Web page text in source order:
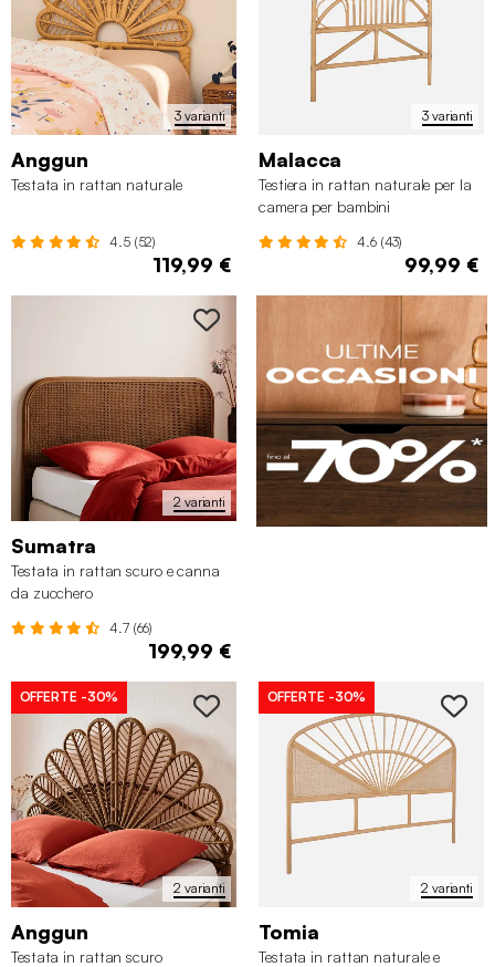
3 varianti
Anggun
Testata in rattan naturale
4.5 (52)
119,99 €
3 varianti
Malacca
Testiera in rattan naturale per la
camera per bambini
4.6 (43)
99,99 €
2 varianti
Sumatra
Testata in rattan scuro e canna
da zucchero
4.7 (66)
199,99 €
2 varianti
OFFERTE -30%
Anggun
Testata in rattan scuro
2 varianti
OFFERTE -30%
Tomia
Testata in rattan naturale e